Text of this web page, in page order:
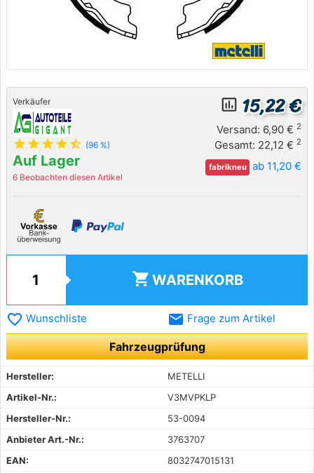
Verkäufer
star star star star star_half (96 %)
Auf Lager
6 Beobachten diesen Artikel
insert_chart_outlined 15,22 €
Versand: 6,90 € 2
Gesamt: 22,12 € 2
fabrikneu ab 11,20 €
shopping_cart WARENKORB
favorite_border Wunschliste email Frage zum Artikel
Fahrzeugprüfung
Hersteller:
METELLI
Artikel-Nr.:
V3MVPKLP
Hersteller-Nr.:
53-0094
Anbieter Art.-Nr.:
3763707
EAN:
8032747015131